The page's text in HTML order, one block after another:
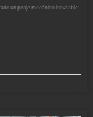
un peaje mecánico inevitable: